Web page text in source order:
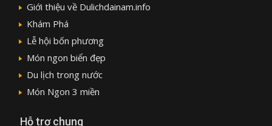
Giới thiệu về Dulichdainam.info
Khám Phá
Lễ hội bốn phương
Món ngon biển đẹp
Du lịch trong nước
Món Ngon 3 miền
Hỗ trợ chung